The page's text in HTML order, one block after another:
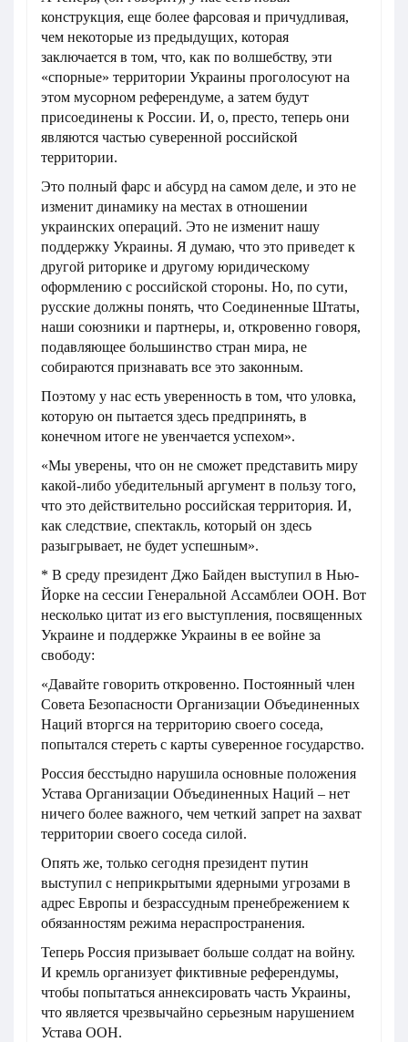
конструкция, еще более фарсовая и причудливая,
чем некоторые из предыдущих, которая
заключается в том, что, как по волшебству, эти
«спорные» территории Украины проголосуют на
этом мусорном референдуме, а затем будут
присоединены к России. И, о, престо, теперь они
являются частью суверенной российской
территории.
Это полный фарс и абсурд на самом деле, и это не
изменит динамику на местах в отношении
украинских операций. Это не изменит нашу
поддержку Украины. Я думаю, что это приведет к
другой риторике и другому юридическому
оформлению с российской стороны. Но, по сути,
русские должны понять, что Соединенные Штаты,
наши союзники и партнеры, и, откровенно говоря,
подавляющее большинство стран мира, не
собираются признавать все это законным.
Поэтому у нас есть уверенность в том, что уловка,
которую он пытается здесь предпринять, в
конечном итоге не увенчается успехом».
«Мы уверены, что он не сможет представить миру
какой-либо убедительный аргумент в пользу того,
что это действительно российская территория. И,
как следствие, спектакль, который он здесь
разыгрывает, не будет успешным».
* В среду президент Джо Байден выступил в Нью-
Йорке на сессии Генеральной Ассамблеи ООН. Вот
несколько цитат из его выступления, посвященных
Украине и поддержке Украины в ее войне за
свободу:
«Давайте говорить откровенно. Постоянный член
Совета Безопасности Организации Объединенных
Наций вторгся на территорию своего соседа,
попытался стереть с карты суверенное государство.
Россия бесстыдно нарушила основные положения
Устава Организации Объединенных Наций – нет
ничего более важного, чем четкий запрет на захват
территории своего соседа силой.
Опять же, только сегодня президент путин
выступил с неприкрытыми ядерными угрозами в
адрес Европы и безрассудным пренебрежением к
обязанностям режима нераспространения.
Теперь Россия призывает больше солдат на войну.
И кремль организует фиктивные референдумы,
чтобы попытаться аннексировать часть Украины,
что является чрезвычайно серьезным нарушением
Устава ООН.